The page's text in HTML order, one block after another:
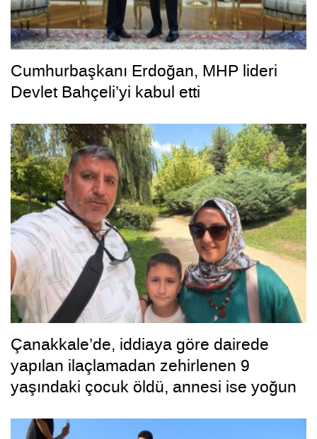
Cumhurbaşkanı Erdoğan, MHP lideri
Devlet Bahçeli’yi kabul etti
Çanakkale’de, iddiaya göre dairede
yapılan ilaçlamadan zehirlenen 9
yaşındaki çocuk öldü, annesi ise yoğun